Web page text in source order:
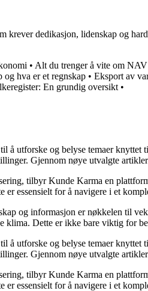
krever dedikasjon, lidenskap og
• Alt du trenger å vite om
og hva er et regnskap • Eksport av
En grundig oversikt •
å utforske og belyse temaer
Gjennom nøye utvalgte
tilbyr Kunde Karma en
er essensielt for å navigere i et
og informasjon er nøkkelen til
klima. Dette er ikke bare viktig for
å utforske og belyse temaer
Gjennom nøye utvalgte
tilbyr Kunde Karma en
er essensielt for å navigere i et